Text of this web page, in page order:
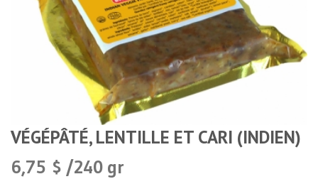
VÉGÉPÂTÉ, LENTILLE ET CARI (INDIEN)
6,75 $ /240 gr